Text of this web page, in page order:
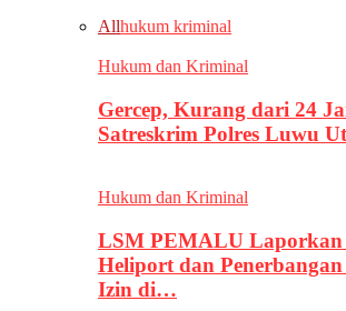
Allhukum kriminal
Hukum dan Kriminal
Gercep, Kurang dari 24
Satreskrim Polres Luwu
Hukum dan Kriminal
LSM PEMALU Laporkan
Heliport dan
Izin di…